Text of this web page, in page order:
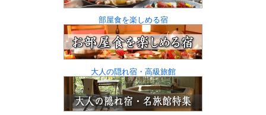
部屋食を楽しめる宿
大人の隠れ宿・高級旅館